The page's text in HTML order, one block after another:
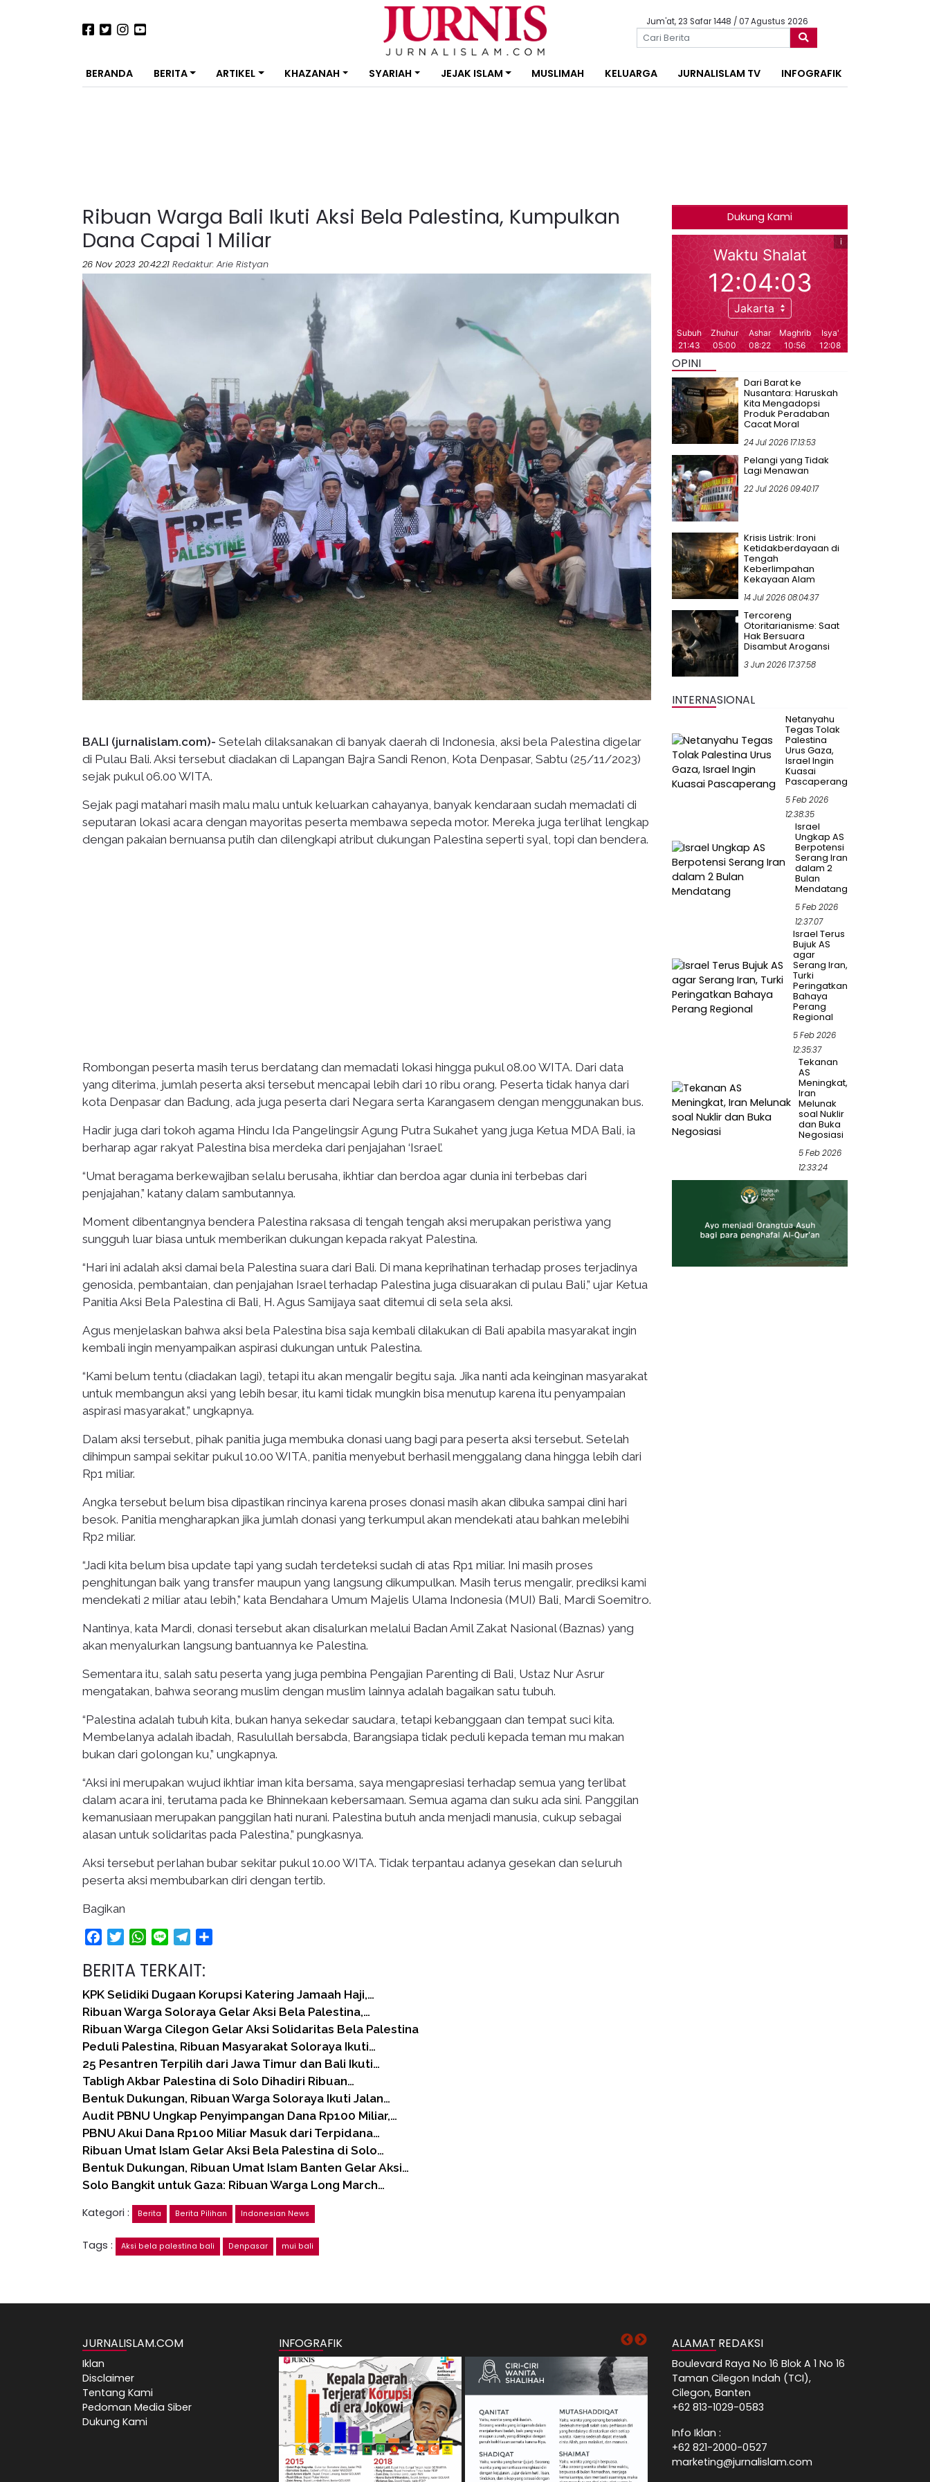
Jum'at, 23 Safar 1448 / 07 Agustus 2026
BERANDA BERITA ARTIKEL KHAZANAH SYARIAH JEJAK ISLAM MUSLIMAH KELUARGA JURNALISLAM TV INFOGRAFIK
Ribuan Warga Bali Ikuti Aksi Bela Palestina, Kumpulkan
Dana Capai 1 Miliar
26 Nov 2023 20:42:21 Redaktur: Arie Ristyan
BALI (jurnalislam.com)- Setelah dilaksanakan di banyak daerah di Indonesia, aksi bela Palestina digelar
di Pulau Bali. Aksi tersebut diadakan di Lapangan Bajra Sandi Renon, Kota Denpasar, Sabtu (25/11/2023)
sejak pukul 06.00 WITA.
Sejak pagi matahari masih malu malu untuk keluarkan cahayanya, banyak kendaraan sudah memadati di
seputaran lokasi acara dengan mayoritas peserta membawa sepeda motor. Mereka juga terlihat lengkap
dengan pakaian bernuansa putih dan dilengkapi atribut dukungan Palestina seperti syal, topi dan bendera.
Rombongan peserta masih terus berdatang dan memadati lokasi hingga pukul 08.00 WITA. Dari data
yang diterima, jumlah peserta aksi tersebut mencapai lebih dari 10 ribu orang. Peserta tidak hanya dari
kota Denpasar dan Badung, ada juga peserta dari Negara serta Karangasem dengan menggunakan bus.
Hadir juga dari tokoh agama Hindu Ida Pangelingsir Agung Putra Sukahet yang juga Ketua MDA Bali, ia
berharap agar rakyat Palestina bisa merdeka dari penjajahan ‘Israel’.
“Umat beragama berkewajiban selalu berusaha, ikhtiar dan berdoa agar dunia ini terbebas dari
penjajahan,” katany dalam sambutannya.
Moment dibentangnya bendera Palestina raksasa di tengah tengah aksi merupakan peristiwa yang
sungguh luar biasa untuk memberikan dukungan kepada rakyat Palestina.
“Hari ini adalah aksi damai bela Palestina suara dari Bali. Di mana keprihatinan terhadap proses terjadinya
genosida, pembantaian, dan penjajahan Israel terhadap Palestina juga disuarakan di pulau Bali,” ujar Ketua
Panitia Aksi Bela Palestina di Bali, H. Agus Samijaya saat ditemui di sela sela aksi.
Agus menjelaskan bahwa aksi bela Palestina bisa saja kembali dilakukan di Bali apabila masyarakat ingin
kembali ingin menyampaikan aspirasi dukungan untuk Palestina.
“Kami belum tentu (diadakan lagi), tetapi itu akan mengalir begitu saja. Jika nanti ada keinginan masyarakat
untuk membangun aksi yang lebih besar, itu kami tidak mungkin bisa menutup karena itu penyampaian
aspirasi masyarakat,” ungkapnya.
Dalam aksi tersebut, pihak panitia juga membuka donasi uang bagi para peserta aksi tersebut. Setelah
dihimpun sampai sekitar pukul 10.00 WITA, panitia menyebut berhasil menggalang dana hingga lebih dari
Rp1 miliar.
Angka tersebut belum bisa dipastikan rincinya karena proses donasi masih akan dibuka sampai dini hari
besok. Panitia mengharapkan jika jumlah donasi yang terkumpul akan mendekati atau bahkan melebihi
Rp2 miliar.
“Jadi kita belum bisa update tapi yang sudah terdeteksi sudah di atas Rp1 miliar. Ini masih proses
penghitungan baik yang transfer maupun yang langsung dikumpulkan. Masih terus mengalir, prediksi kami
mendekati 2 miliar atau lebih,” kata Bendahara Umum Majelis Ulama Indonesia (MUI) Bali, Mardi Soemitro.
Nantinya, kata Mardi, donasi tersebut akan disalurkan melalui Badan Amil Zakat Nasional (Baznas) yang
akan menyalurkan langsung bantuannya ke Palestina.
Sementara itu, salah satu peserta yang juga pembina Pengajian Parenting di Bali, Ustaz Nur Asrur
mengatakan, bahwa seorang muslim dengan muslim lainnya adalah bagaikan satu tubuh.
“Palestina adalah tubuh kita, bukan hanya sekedar saudara, tetapi kebanggaan dan tempat suci kita.
Membelanya adalah ibadah, Rasulullah bersabda, Barangsiapa tidak peduli kepada teman mu makan
bukan dari golongan ku,” ungkapnya.
“Aksi ini merupakan wujud ikhtiar iman kita bersama, saya mengapresiasi terhadap semua yang terlibat
dalam acara ini, terutama pada ke Bhinnekaan kebersamaan. Semua agama dan suku ada sini. Panggilan
kemanusiaan merupakan panggilan hati nurani. Palestina butuh anda menjadi manusia, cukup sebagai
alasan untuk solidaritas pada Palestina,” pungkasnya.
Aksi tersebut perlahan bubar sekitar pukul 10.00 WITA. Tidak terpantau adanya gesekan dan seluruh
peserta aksi membubarkan diri dengan tertib.
Bagikan
FacebookTwitterWhatsApp
Line Telegram
BERITA TERKAIT:
KPK Selidiki Dugaan Korupsi Katering Jamaah Haji,…
Ribuan Warga Soloraya Gelar Aksi Bela Palestina,…
Ribuan Warga Cilegon Gelar Aksi Solidaritas Bela Palestina
Peduli Palestina, Ribuan Masyarakat Soloraya Ikuti…
25 Pesantren Terpilih dari Jawa Timur dan Bali Ikuti…
Tabligh Akbar Palestina di Solo Dihadiri Ribuan…
Bentuk Dukungan, Ribuan Warga Soloraya Ikuti Jalan…
Audit PBNU Ungkap Penyimpangan Dana Rp100 Miliar,…
PBNU Akui Dana Rp100 Miliar Masuk dari Terpidana…
Ribuan Umat Islam Gelar Aksi Bela Palestina di Solo…
Bentuk Dukungan, Ribuan Umat Islam Banten Gelar Aksi…
Solo Bangkit untuk Gaza: Ribuan Warga Long March…
Kategori :
Berita Berita Pilihan Indonesian News
Tags : Aksi bela palestina bali Denpasar mui bali
Dukung Kami
OPINI
Dari Barat ke
Nusantara: Haruskah
Kita Mengadopsi
Produk Peradaban
Cacat Moral
24 Jul 2026 17:13:53
Pelangi yang Tidak
Lagi Menawan
22 Jul 2026 09:40:17
Krisis Listrik: Ironi
Ketidakberdayaan di
Tengah
Keberlimpahan
Kekayaan Alam
14 Jul 2026 08:04:37
Tercoreng
Otoritarianisme: Saat
Hak Bersuara
Disambut Arogansi
3 Jun 2026 17:37:58
INTERNASIONAL
Netanyahu
Tegas Tolak
Palestina
Urus Gaza,
Israel Ingin
Kuasai
Pascaperang
5 Feb 2026
12:38:35
Israel
Ungkap AS
Berpotensi
Serang Iran
dalam 2
Bulan
Mendatang
5 Feb 2026
12:37:07
Israel Terus
Bujuk AS
agar
Serang Iran,
Turki
Peringatkan
Bahaya
Perang
Regional
5 Feb 2026
12:35:37
Tekanan
AS
Meningkat,
Iran
Melunak
soal Nuklir
dan Buka
Negosiasi
5 Feb 2026
12:33:24
JURNALISLAM.COM
Iklan
Disclaimer
Tentang Kami
Pedoman Media Siber
Dukung Kami
INFOGRAFIK ALAMAT REDAKSI
Boulevard Raya No 16 Blok A 1 No 16
Taman Cilegon Indah (TCI),
Cilegon, Banten
+62 813-1029-0583
Info Iklan :
+62 821-2000-0527
marketing@jurnalislam.com